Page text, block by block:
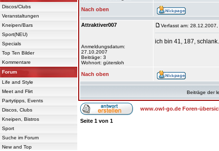
Discos/Clubs
Veranstaltungen
Kneipen/Bars
Sport(NEU)
Specials
Top Ten Bilder
Kommentare
Forum
Life and Style
Meet and Flirt
Partytipps, Events
Discos, Clubs
Kneipen, Bistros
Sport
Suche im Forum
New and Top
Nach oben
Attraktiver007
Anmeldungsdatum:
27.10.2007
Beiträge: 3
Wohnort: gütersloh
Verfasst am:
ich bin 41, 187,
Nach oben
Beiträge der
www.owl-go.de Foren-
Seite 1 von 1